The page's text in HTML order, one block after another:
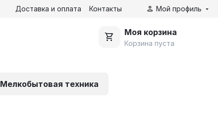
Доставка и оплата Контакты Мой профиль
Моя корзина
Корзина пуста
Мелкобытовая техника